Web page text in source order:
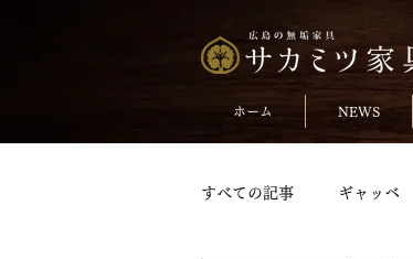
ホーム NEWS
すべての記事 ギャッベ